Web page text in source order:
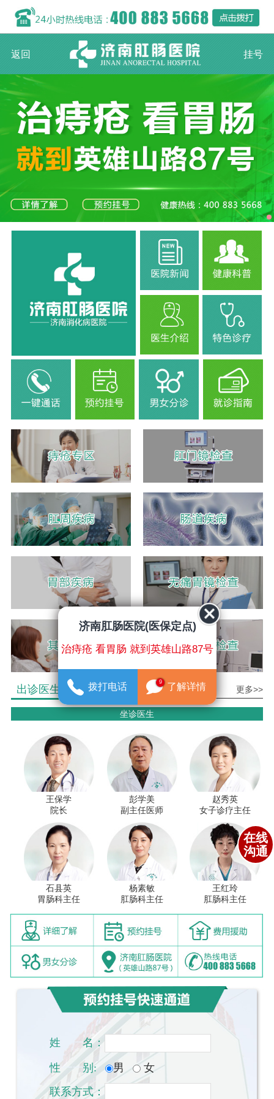
返回 挂号
出诊医生介绍 更多>>
坐诊医生
王保学
院长
彭学美
副主任医师
赵秀英
女子诊疗主任
石县英
胃肠科主任
杨素敏
肛肠科主任
王红玲
肛肠科主任
姓 一一 名：
性 一一 别: 男
女
联系方式：
济南肛肠医院(医保定点)
治痔疮 看胃肠 就到英雄山路87号
拨打电话 9 了解详情
在线
沟通